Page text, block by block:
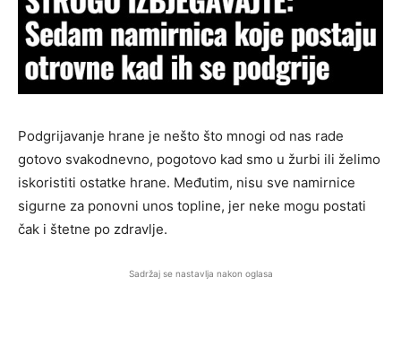
Podgrijavanje hrane je nešto što mnogi od nas rade
gotovo svakodnevno, pogotovo kad smo u žurbi ili želimo
iskoristiti ostatke hrane. Međutim, nisu sve namirnice
sigurne za ponovni unos topline, jer neke mogu postati
čak i štetne po zdravlje.
Sadržaj se nastavlja nakon oglasa